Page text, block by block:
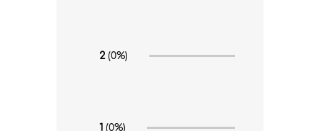
2 (0%)
1 (0%)